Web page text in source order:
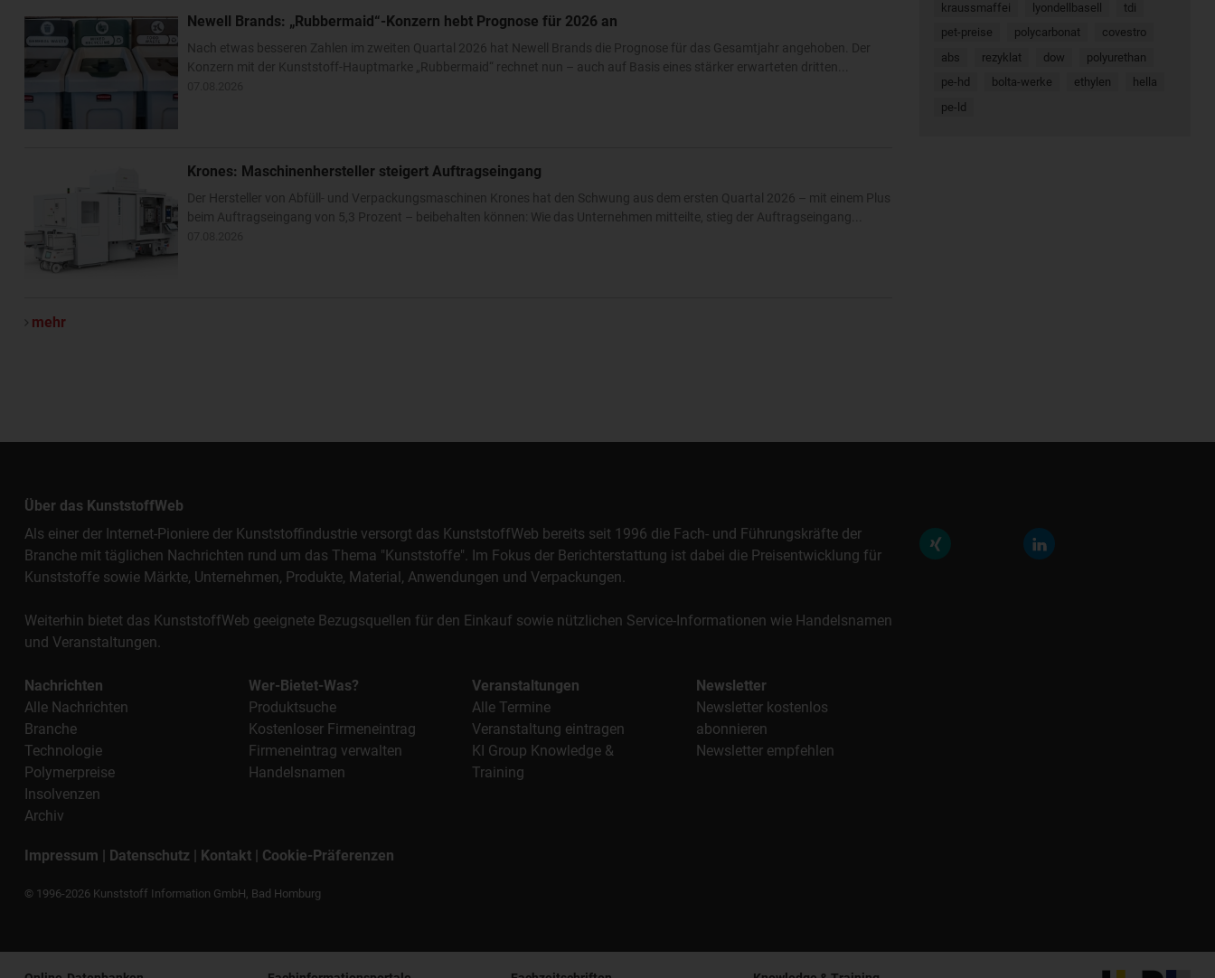
Newell Brands: „Rubbermaid“-Konzern hebt Prognose für 2026 an
Nach etwas besseren Zahlen im zweiten Quartal 2026 hat Newell Brands die Prognose für das Gesamtjahr angehoben. Der
Konzern mit der Kunststoff-Hauptmarke „Rubbermaid“ rechnet nun – auch auf Basis eines stärker erwarteten dritten...
Krones: Maschinenhersteller steigert Auftragseingang
Der Hersteller von Abfüll- und Verpackungsmaschinen Krones hat den Schwung aus dem ersten Quartal 2026 – mit einem Plus
beim Auftragseingang von 5,3 Prozent – beibehalten können: Wie das Unternehmen mitteilte, stieg der Auftragseingang...
mehr
kraussmaffei
lyondellbasell
tdi
pet-preise
polycarbonat
covestro
abs
rezyklat dow
polyurethan
pe-hd
bolta-werke ethylen
hella
pe-ld
Über das KunststoffWeb
Als einer der Internet-Pioniere der Kunststoffindustrie versorgt das KunststoffWeb bereits seit 1996 die Fach- und Führungskräfte der
Branche mit täglichen Nachrichten rund um das Thema "Kunststoffe". Im Fokus der Berichterstattung ist dabei die Preisentwicklung für
Kunststoffe sowie Märkte, Unternehmen, Produkte, Material, Anwendungen und Verpackungen.
Weiterhin bietet das KunststoffWeb geeignete Bezugsquellen für den Einkauf sowie nützlichen Service-Informationen wie Handelsnamen
und Veranstaltungen.
Nachrichten
Alle Nachrichten
Branche
Technologie
Polymerpreise
Insolvenzen
Archiv
Wer-Bietet-Was?
Produktsuche
Kostenloser Firmeneintrag
Firmeneintrag verwalten
Handelsnamen
Veranstaltungen
Alle Termine
Veranstaltung eintragen
KI Group Knowledge &
Training
Newsletter
Newsletter kostenlos
abonnieren
Newsletter empfehlen
Impressum | Datenschutz | Kontakt | Cookie-Präferenzen
© 1996-2026 Kunststoff Information GmbH, Bad Homburg